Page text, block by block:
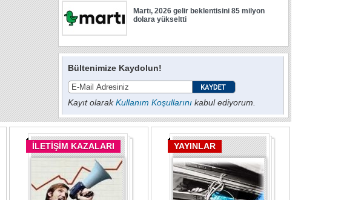
Bültenimize Kaydolun!
Kayıt olarakKullanım Koşullarını kabul ediyorum.
İLETİŞİM KAZALARI YAYINLAR